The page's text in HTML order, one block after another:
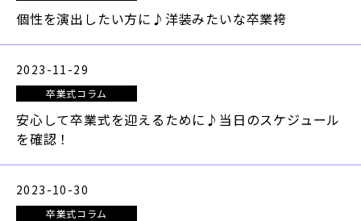
ご来店予約
022-233-2277
10：00～18：00
個性を演出したい方に♪洋装みたいな卒業袴
2023-11-29
卒業式コラム
安心して卒業式を迎えるために♪当日のスケジュール
を確認！
2023-10-30
卒業式コラム